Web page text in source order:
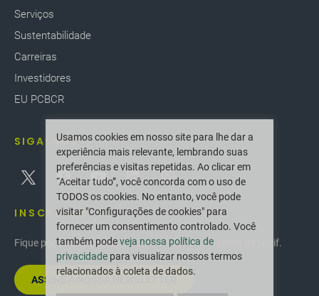
Serviços
Sustentabilidade
Carreiras
Investidores
EU PCBCR
SIGA-NOS
INSCREVER-SE
Fique por dentro das últimas inovações e novidades da Greif.
ASSINE A NOSSA NEWSLETTER
Usamos cookies em nosso site para lhe dar a
experiência mais relevante, lembrando suas
preferências e visitas repetidas. Ao clicar em
“Aceitar tudo”, você concorda com o uso de
TODOS os cookies. No entanto, você pode
visitar "Configurações de cookies" para
fornecer um consentimento controlado. Você
também podeveja nossa política de
privacidade para visualizar nossos termos
relacionados à coleta de dados.